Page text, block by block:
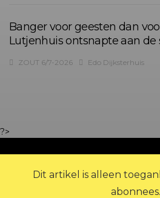
Dit artikel is alleen
abonnees.
Banger voor geesten dan
Lutjenhuis ontsnapte aan de
ZOUT 6/7-2026 Edo Dijksterhuis
?>